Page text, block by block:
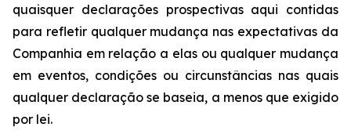
quaisquer declarações prospectivas aqui contidas
para refletir qualquer mudança nas expectativas da
Companhia em relação a elas ou qualquer mudança
em eventos, condições ou circunstâncias nas quais
qualquer declaração se baseia, a menos que exigido
por lei.